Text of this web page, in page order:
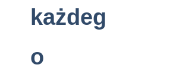
każdeg
o